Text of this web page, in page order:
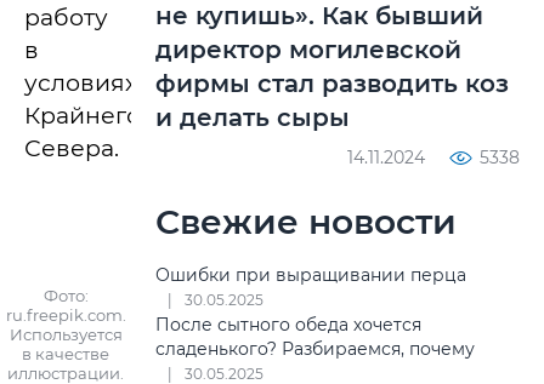
работу
в
условиях
Крайнего
Севера.
Фото:
ru.freepik.com.
Используется
в качестве
иллюстрации.
не купишь». Как бывший
директор могилевской
фирмы стал разводить коз
и делать сыры
14.11.2024 5338
Свежие новости
Ошибки при выращивании перца
30.05.2025
После сытного обеда хочется
сладенького? Разбираемся, почему
30.05.2025